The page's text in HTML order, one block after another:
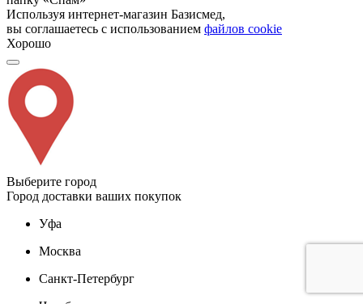
Используя интернет-магазин Базисмед,
вы соглашаетесь с использованием файлов cookie
Хорошо
Выберите город
Город доставки ваших покупок
Уфа
Москва
Санкт-Петербург